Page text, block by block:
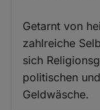
Getarnt von
zahlreiche
sich
politischen
Geldwäsche.